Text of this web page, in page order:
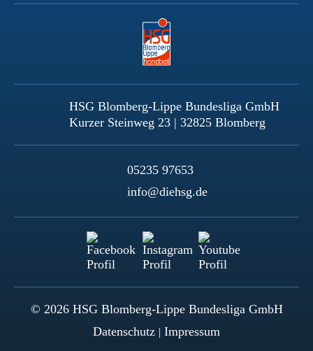
HSG Blomberg-Lippe Bundesliga GmbH
Kurzer Steinweg 23 | 32825 Blomberg
05235 97653
info@diehsg.de
© 2026 HSG Blomberg-Lippe Bundesliga GmbH
Datenschutz
Impressum